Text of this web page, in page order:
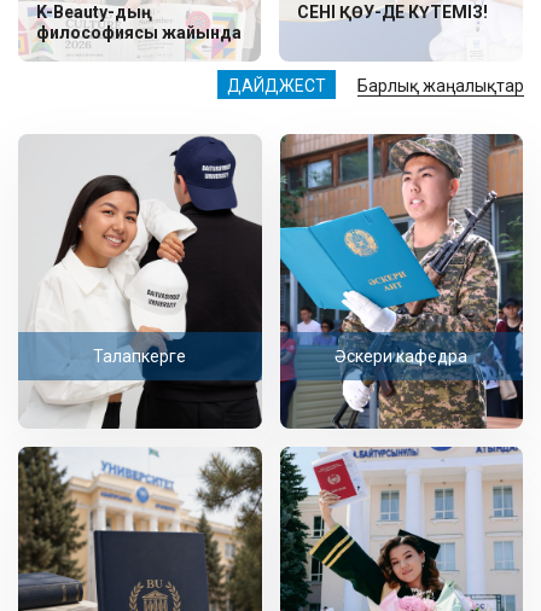
ДАЙДЖЕСТ Барлық жаңалықтар
K-Beauty-дың
философиясы жайында
СЕНІ ҚӨУ-ДЕ КҮТЕМІЗ!
Талапкерге Әскери кафедра